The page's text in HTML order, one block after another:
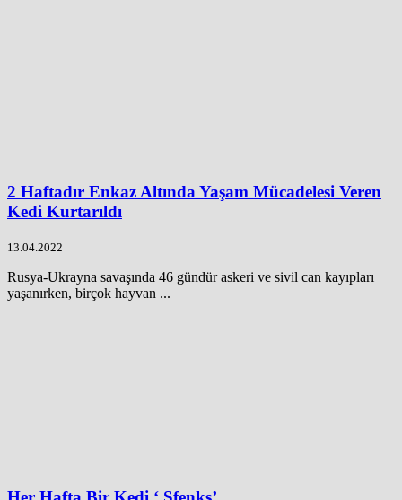
2 Haftadır Enkaz Altında Yaşam Mücadelesi Veren
Kedi Kurtarıldı
13.04.2022
Rusya-Ukrayna savaşında 46 gündür askeri ve sivil can kayıpları
yaşanırken, birçok hayvan ...